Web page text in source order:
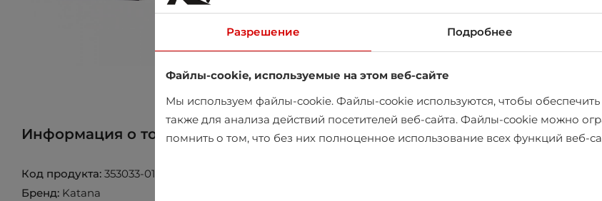
Информация о товаре Найти товар в магазине
Код продукта: 353033-01
Бренд: Katana
Разрешение Подробнее
Файлы-cookie, используемые на этом веб-сайте
Мы используем файлы-cookie. Файлы-cookie используются, чтобы обеспечить
также для анализа действий посетителей веб-сайта. Файлы-cookie можно
помнить о том, что без них полноценное использование всех функций веб-